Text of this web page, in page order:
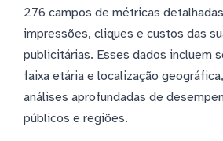
276 campos de métricas
impressões, cliques e custos das
publicitárias. Esses dados incluem
faixa etária e localização
análises aprofundadas de
públicos e regiões.